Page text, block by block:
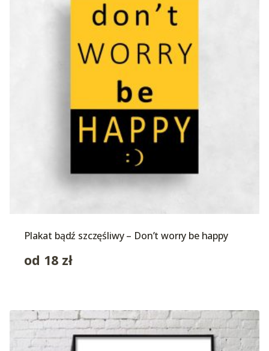
Plakat bądź szczęśliwy – Don’t worry be happy
od 18 zł